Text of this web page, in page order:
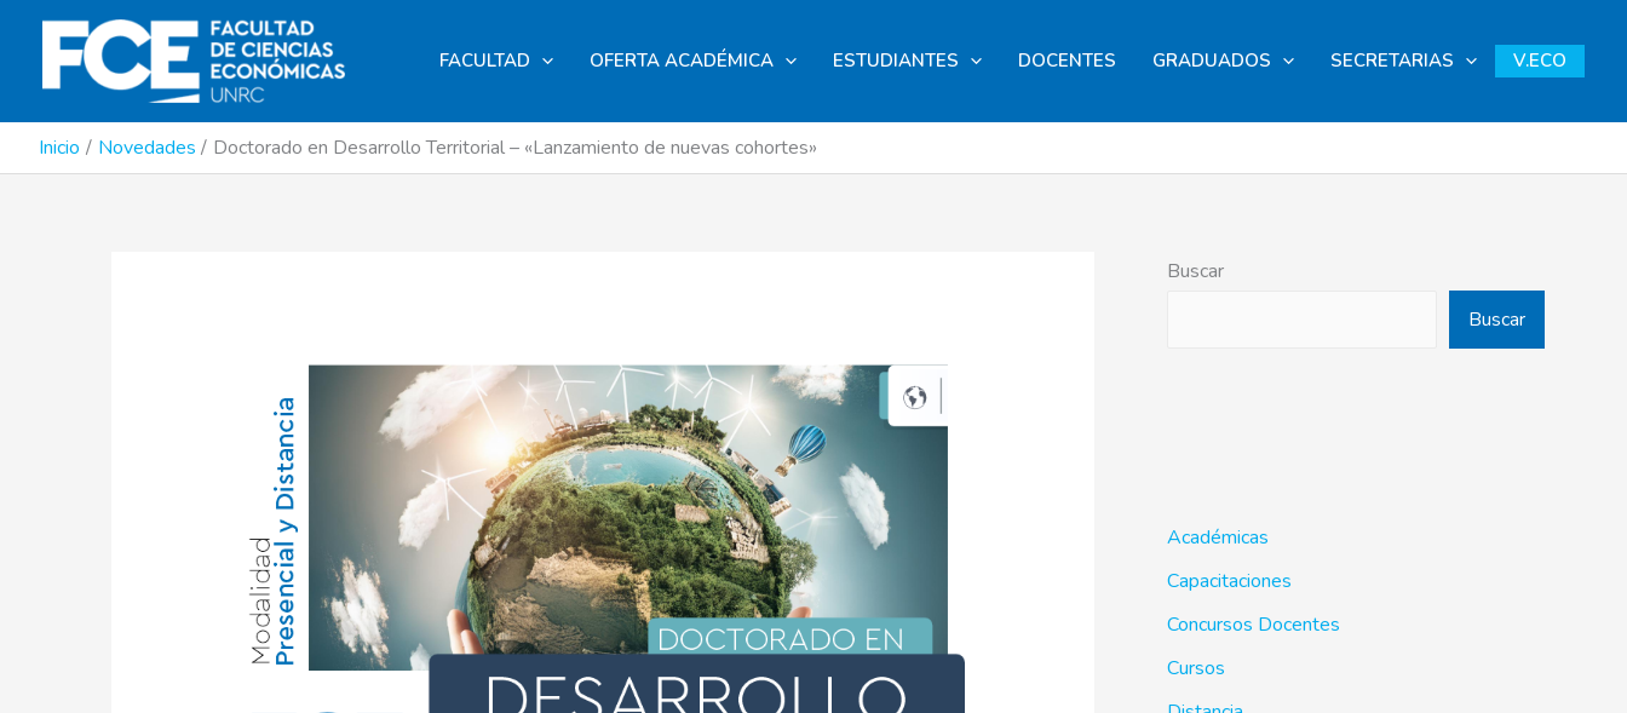
contenido
FACULTAD OFERTA ACADÉMICA ESTUDIANTES DOCENTES GRADUADOS SECRETARIAS V.ECO
Inicio Novedades Doctorado en Desarrollo Territorial – «Lanzamiento de nuevas cohortes»
Buscar
Buscar
Académicas
Capacitaciones
Concursos Docentes
Cursos